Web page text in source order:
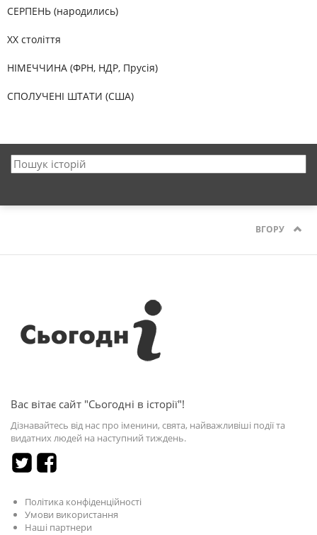
СЕРПЕНЬ (народились)
XX століття
НІМЕЧЧИНА (ФРН, НДР, Прусія)
СПОЛУЧЕНІ ШТАТИ (США)
ВГОРУ
Вас вітає сайт "Сьогодні в історії"!
Дізнавайтесь від нас про іменини, свята, найважливіші події та
видатних людей на наступний тиждень.
Політика конфіденційності
Умови використання
Наші партнери